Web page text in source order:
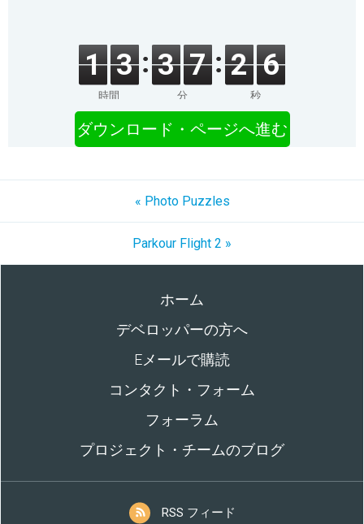
1 3
時間
3 7
分
2 6
秒
ダウンロード・ページへ進む
« Photo Puzzles
Parkour Flight 2 »
ホーム
デベロッパーの方へ
Eメールで購読
コンタクト・フォーム
フォーラム
プロジェクト・チームのブログ
RSS フィード